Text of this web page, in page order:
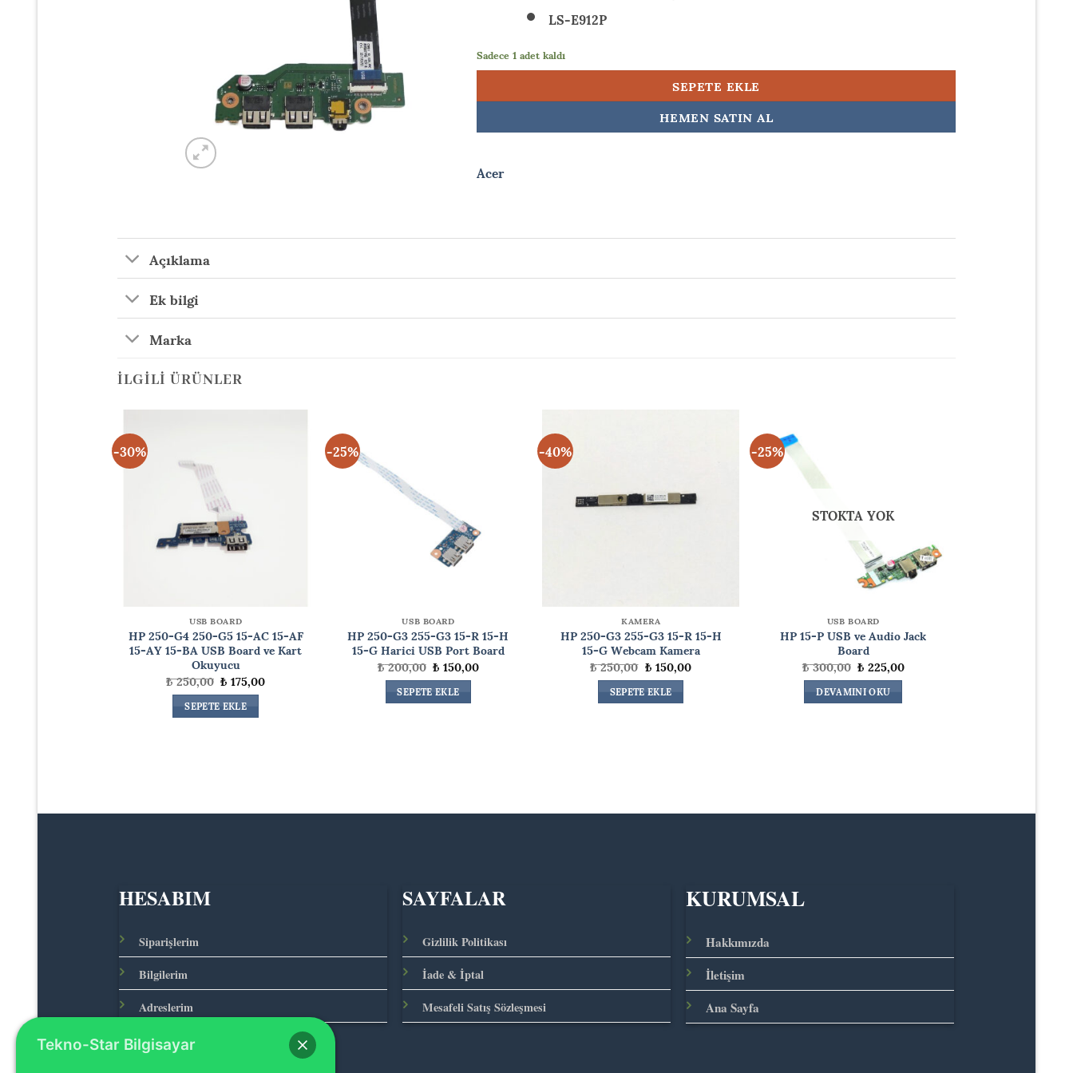
LS-E912P
Sadece 1 adet kaldı
SEPETE EKLE
HEMEN SATIN AL
Acer
Açıklama
Ek bilgi
Marka
İLGILI ÜRÜNLER
-30%
USB BOARD
HP 250-G4 250-G5 15-AC 15-AF
15-AY 15-BA USB Board ve Kart
Okuyucu
₺250,00Orijinal
fiyat:
₺ 250,00.
₺175,00Şuandaki
SEPETE EKLE
-25%
USB BOARD
HP 250-G3 255-G3 15-R 15-H
15-G Harici USB Port Board
₺200,00Orijinal
fiyat:
₺ 200,00.
₺150,00Şu
andaki
SEPETE EKLE
-40%
KAMERA
HP 250-G3 255-G3 15-R 15-H
15-G Webcam Kamera
₺250,00Orijinal
fiyat:
₺ 250,00.
₺150,00Şu
andaki
SEPETE EKLE
-25%
STOKTA YOK
USB BOARD
HP 15-P USB ve Audio Jack
Board
₺300,00Orijinal
fiyat:
₺ 300,00.
₺225,00Şuandaki
DEVAMINI OKU
HESABIM
Siparişlerim
Bilgilerim
Adreslerim
SAYFALAR
Gizlilik Politikası
İade & İptal
Mesafeli Satış Sözleşmesi
KURUMSAL
Hakkımızda
İletişim
Ana Sayfa
Tekno-Star Bilgisayar